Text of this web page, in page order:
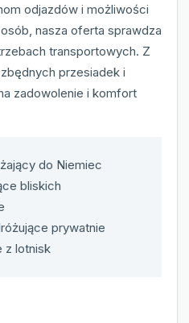
odjazdów i możliwości
nasza oferta sprawdza
transportowych. Z
przesiadek i
zadowolenie i komfort
do Niemiec
bliskich
prywatnie
z lotnisk